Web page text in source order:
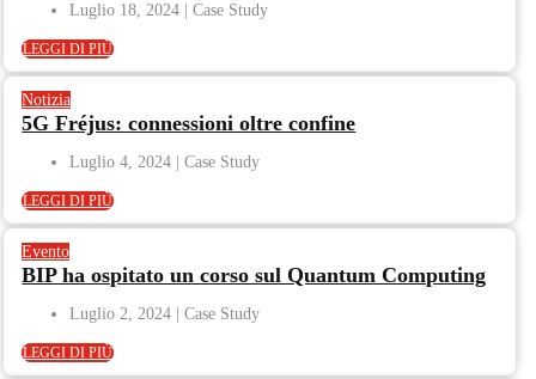
Luglio 18, 2024
LEGGI DI PIÙ
Notizia
5G Fréjus: connessioni oltre confine
Luglio 4, 2024
LEGGI DI PIÙ
Evento
BIP ha ospitato un corso sul Quantum Computing
Luglio 2, 2024
LEGGI DI PIÙ